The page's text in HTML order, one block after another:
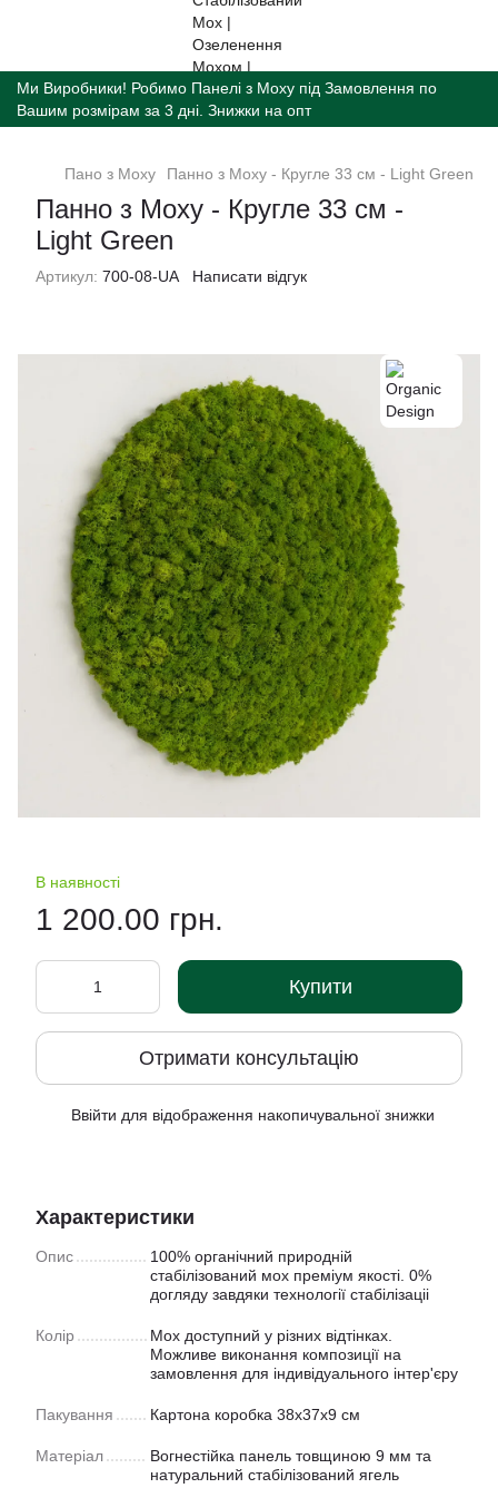
Ми Виробники! Робимо Панелі з Моху під Замовлення по
Вашим розмірам за 3 дні. Знижки на опт
Пано з Моху Панно з Моху - Кругле 33 см - Light Green
Панно з Моху - Кругле 33 см -
Light Green
Артикул: 700-08-UA Написати відгук
В наявності
1 200.00 грн.
Купити
Отримати консультацію
Ввійти для відображення накопичувальної знижки
Характеристики
Опис
100% органічний природній
стабілізований мох преміум якості. 0%
догляду завдяки технології стабілізаціі
Колір
Мох доступний у рiзних відтінках.
Можливе виконання композиції на
замовлення для індивідуального інтер'єру
Пакування Картона коробка 38х37х9 см
Матеріал
Вогнестійка панель товщиною 9 мм та
натуральний стабілізований ягель